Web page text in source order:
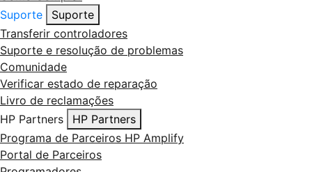
Suporte
Suporte
Transferir controladores
Suporte e resolução de problemas
Comunidade
Verificar estado de reparação
Livro de reclamações
HP Partners
HP Partners
Programa de Parceiros HP Amplify
Portal de Parceiros